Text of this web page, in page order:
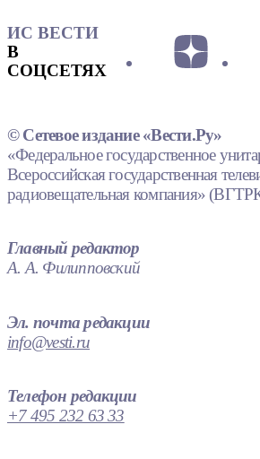
ИС ВЕСТИ
В
СОЦСЕТЯХ
© Сетевое издание «Вести.Ру»
«Федеральное государственное
Всероссийская государственная
радиовещательная компания»
Главный редактор
А. А. Филипповский
Эл. почта редакции
info@vesti.ru
Телефон редакции
+7 495 232 63 33